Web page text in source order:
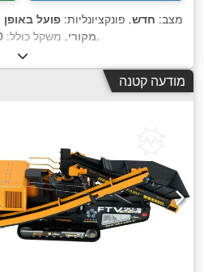
מצב: חדש, פונקציונליות: פועל
מקורי, משקל כולל: ,
מודעה קטנה